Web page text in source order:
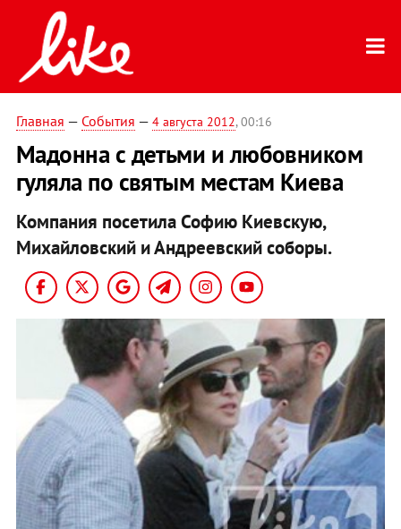
Главная — События — 4 августа 2012, 00:16
Мадонна с детьми и любовником
гуляла по святым местам Киева
Компания посетила Софию Киевскую,
Михайловский и Андреевский соборы.